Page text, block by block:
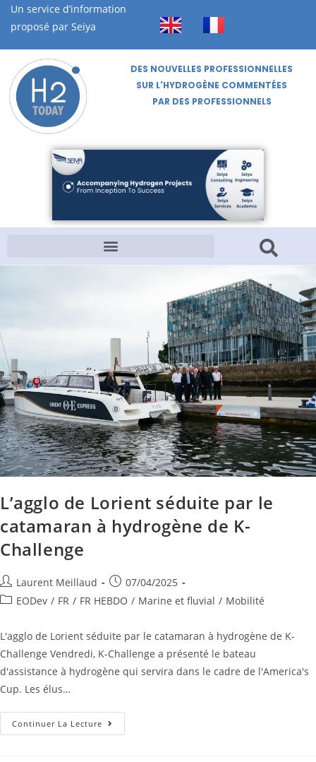
Un service d’information
proposé par Seiya
DES NOUVELLES PROFESSIONNELLES
SUR L'HYDROGÈNE COMMENTÉES
PAR DES PROFESSIONNELS
L’agglo de Lorient séduite par le
catamaran à hydrogène de K-
Challenge
Laurent Meillaud
07/04/2025
EODev / FR / FR HEBDO / Marine et fluvial / Mobilité
L'agglo de Lorient séduite par le catamaran à hydrogène de K-
Challenge Vendredi, K-Challenge a présenté le bateau
d'assistance à hydrogène qui servira dans le cadre de l'America's
Cup. Les élus…
Continuer La Lecture